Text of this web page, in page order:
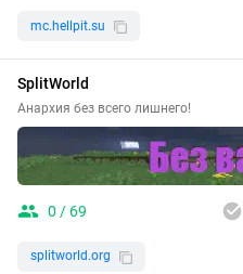
mc.hellpit.su
SplitWorld
Анархия без всего лишнего!
0 / 69
splitworld.org